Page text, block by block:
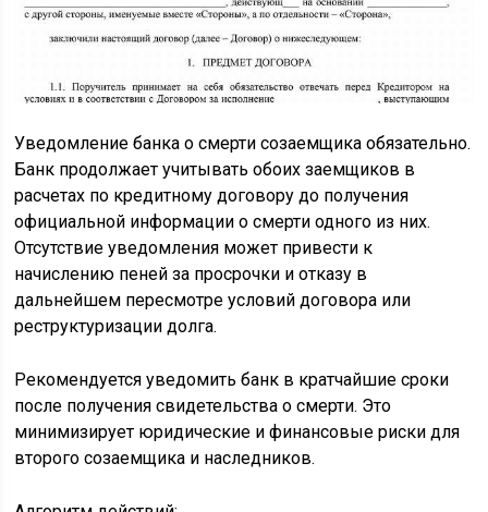
Уведомление банка о смерти созаемщика обязательно.
Банк продолжает учитывать обоих заемщиков в
расчетах по кредитному договору до получения
официальной информации о смерти одного из них.
Отсутствие уведомления может привести к
начислению пеней за просрочки и отказу в
дальнейшем пересмотре условий договора или
реструктуризации долга.
Рекомендуется уведомить банк в кратчайшие сроки
после получения свидетельства о смерти. Это
минимизирует юридические и финансовые риски для
второго созаемщика и наследников.